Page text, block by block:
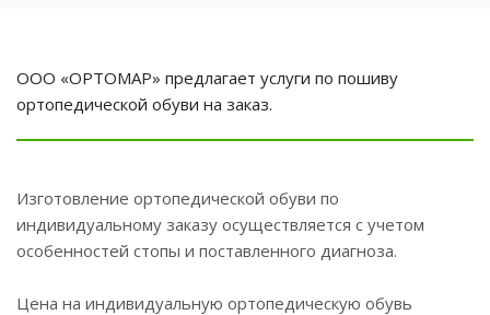
ООО «ОРТОМАР» предлагает услуги по пошиву
ортопедической обуви на заказ.
Изготовление ортопедической обуви по
индивидуальному заказу осуществляется с учетом
особенностей стопы и поставленного диагноза.
Цена на индивидуальную ортопедическую обувь